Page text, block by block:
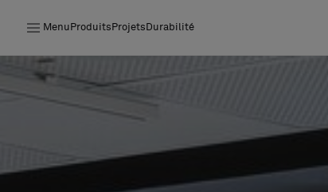
Menu Produits Projets Durabilité
Produits
Projets
Durabilité